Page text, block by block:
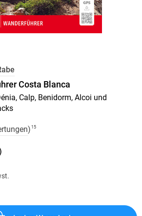
Costa Blanca
Calp, Benidorm, Alcoi und
) 15